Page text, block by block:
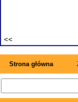
Strona główna